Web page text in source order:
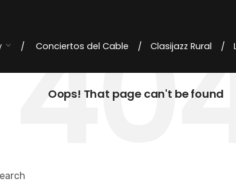
Conciertos del Cable Clasijazz Rural
Oops! That page can't be found